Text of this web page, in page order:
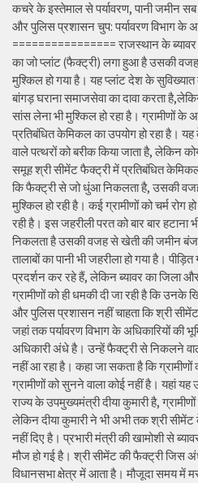
कचरे के इस्तेमाल से पर्यावरण, पानी जमीन सब
और पुलिस प्रशासन चुप: पर्यावरण विभाग के
================ राजस्थान के
का जो प्लांट (फैक्ट्री) लगा हुआ है उसकी
मुश्किल हो गया है। यह प्लांट देश के
बांगड़ घराना समाजसेवा का दावा करता
सांस लेना भी मुश्किल हो रहा है। ग्रामीणों
प्रतिबंधित केमिकल का उपयोग हो रहा है।
वाले पत्थरों को बरीक किया जाता है, लेकिन
समूह श्री सीमेंट फैक्ट्री में प्रतिबंधित
कि फैक्ट्री से जो धुंआ निकलता है, उसकी
मुश्किल हो रही है। कई ग्रामीणों को चर्म रोग
रही है। इस जहरीली परत को बार बार
निकलता है उसकी वजह से खेती की जमीन
तालाबों का पानी भी जहरीला हो गया है।
प्रदर्शन कर रहे हैं, लेकिन ब्यावर का जिला
ग्रामीणों को ही धमकी दी जा रही है कि
और पुलिस प्रशासन नहीं चाहता कि श्री
जहां तक पर्यावरण विभाग के अधिकारियों की
अधिकारी अंधे है। उन्हें फैक्ट्री से निकलने
नहीं आ रहा है। कहा जा सकता है कि ग्रामीणों
ग्रामीणों को सुनने वाला कोई नहीं है। यहां यह
राज्य के उपमुख्यमंत्री दीया कुमारी है,
लेकिन दीया कुमारी ने भी अभी तक श्री
नहीं दिए है। प्रभारी मंत्री की खामोशी से
मौज हो गई है। श्री सीमेंट की फैक्ट्री जिस
विधानसभा क्षेत्र में आता है। मौजूदा समय में